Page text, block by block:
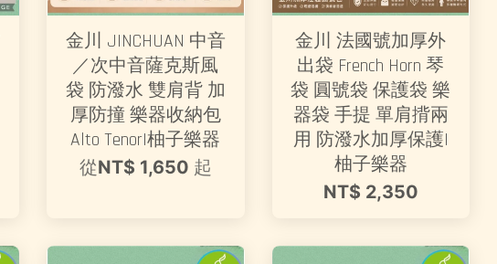
金川 JINCHUAN 中音
／次中音薩克斯風
袋 防潑水 雙肩背 加
厚防撞 樂器收納包
Alto Tenor|柚子樂器
從NT$ 1,650 起
金川 法國號加厚外
出袋 French Horn 琴
袋 圓號袋 保護袋 樂
器袋 手提 單肩揹兩
用 防潑水加厚保護|
柚子樂器
NT$ 2,350